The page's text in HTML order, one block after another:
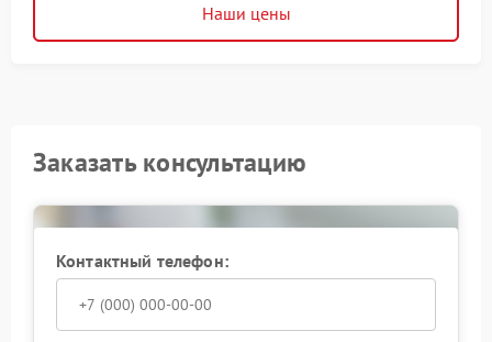
Наши цены
Заказать консультацию
Контактный телефон: